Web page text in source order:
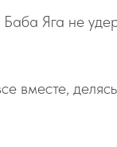
Яга не
вместе,